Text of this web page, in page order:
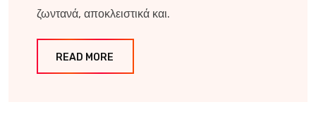
ζωντανά, αποκλειστικά και.
READ MORE